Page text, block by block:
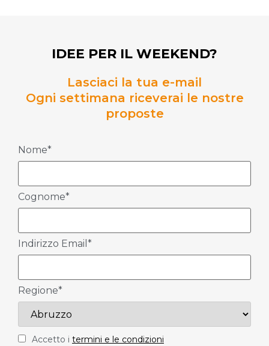
IDEE PER IL WEEKEND?
Lasciaci la tua e-mail
Ogni settimana riceverai le nostre
proposte
Nome*
Cognome*
Indirizzo Email*
Regione*
Accetto i termini e le condizioni